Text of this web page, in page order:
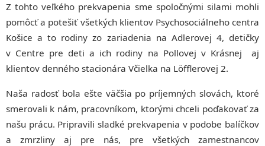
Z tohto veľkého prekvapenia sme spoločnými silami mohli
pomôcť a potešiť všetkých klientov Psychosociálneho centra
Košice a to rodiny zo zariadenia na Adlerovej 4, detičky
v Centre pre deti a ich rodiny na Pollovej v Krásnej aj
klientov denného stacionára Včielka na Löfflerovej 2.
Naša radosť bola ešte väčšia po príjemných slovách, ktoré
smerovali k nám, pracovníkom, ktorými chceli poďakovať za
našu prácu. Pripravili sladké prekvapenia v podobe balíčkov
a zmrzliny aj pre nás, pre všetkých zamestnancov